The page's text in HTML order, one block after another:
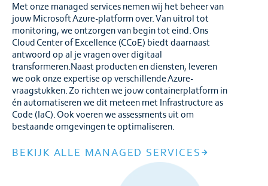
Met onze managed services nemen wij het beheer van
jouw Microsoft Azure-platform over. Van uitrol tot
monitoring, we ontzorgen van begin tot eind. Ons
Cloud Center of Excellence (CCoE) biedt daarnaast
antwoord op al je vragen over digitaal
transformeren.Naast producten en diensten, leveren
we ook onze expertise op verschillende Azure-
vraagstukken. Zo richten we jouw containerplatform in
én automatiseren we dit meteen met Infrastructure as
Code (IaC). Ook voeren we assessments uit om
bestaande omgevingen te optimaliseren.
BEKIJK ALLE MANAGED SERVICES